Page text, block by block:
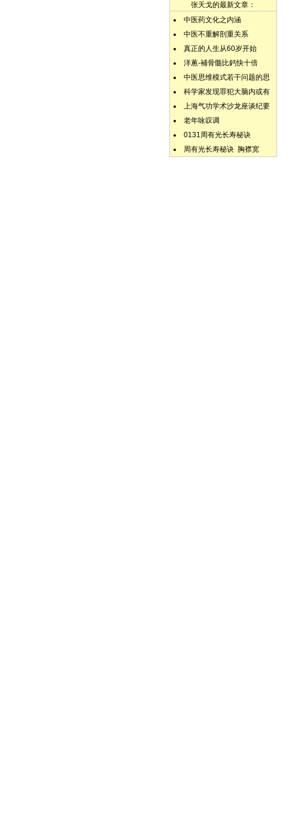
张天戈的最新文章：
中医药文化之内涵
中医不重解剖重关系
真正的人生从60岁开始
洋蔥-補骨髓比鈣快十倍
中医思维模式若干问题的思
科学家发现罪犯大脑内或有
上海气功学术沙龙座谈纪要
老年咏叹调
0131周有光长寿秘诀
周有光长寿秘诀 胸襟宽